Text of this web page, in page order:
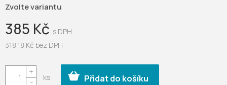
385 Kč
318,18 Kč bez DPH
cena:
Zvolte variantu
Přidat do košíku